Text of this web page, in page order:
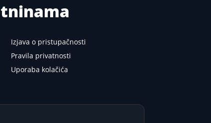
Izjava o pristupačnosti
Pravila privatnosti
Uporaba kolačića